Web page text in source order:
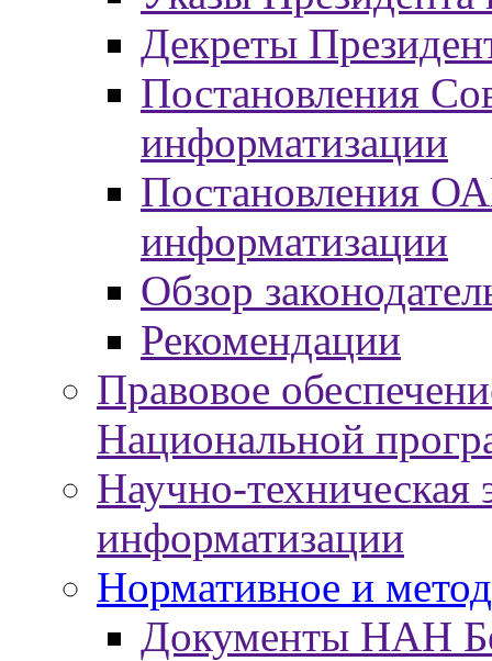
Декреты
Постановления
информатизации
Постановления
информатизации
Обзор
Рекомендации
Правовое
Национальной
Научно-техническая
информатизации
Нормативное и
Документы НАН